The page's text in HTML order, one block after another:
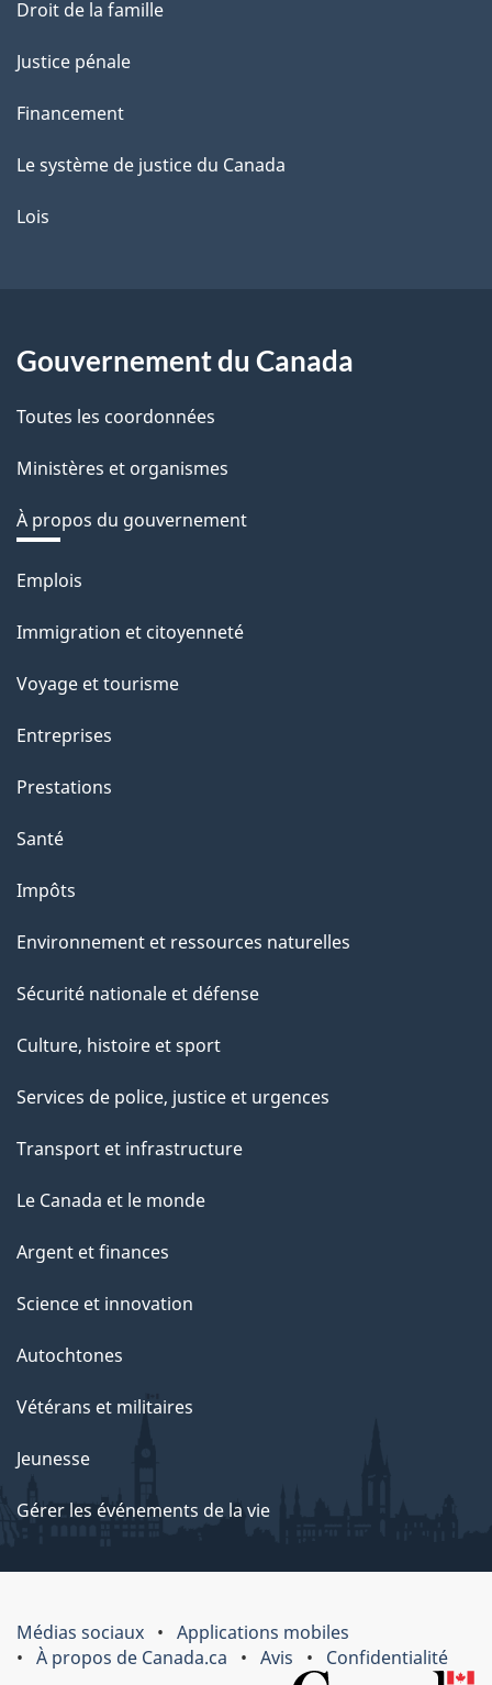
Droit de la famille
Justice pénale
Financement
Le système de justice du Canada
Lois
Gouvernement du Canada
Toutes les coordonnées
Ministères et organismes
À propos du gouvernement
Thèmes
sujets
Emplois
Immigration et citoyenneté
Voyage et tourisme
Entreprises
Prestations
Santé
Impôts
Environnement et ressources naturelles
Sécurité nationale et défense
Culture, histoire et sport
Services de police, justice et urgences
Transport et infrastructure
Le Canada et le monde
Argent et finances
Science et innovation
Autochtones
Vétérans et militaires
Jeunesse
Gérer les événements de la vie
Médias sociaux
Applications mobiles
À propos de Canada.ca
Avis
Confidentialité